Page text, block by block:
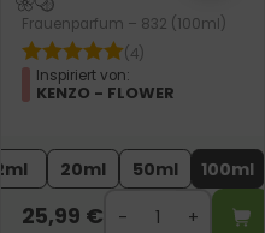
Frauenparfum – 832 (100ml)
(4)
Inspiriert von:
KENZO - FLOWER
2ml 20ml 50ml 100ml
25,99 €